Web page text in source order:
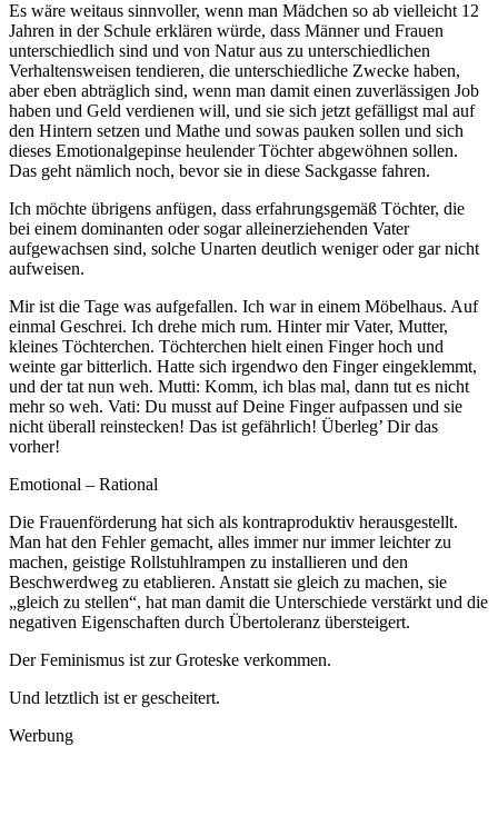
Es wäre weitaus sinnvoller, wenn man Mädchen so ab vielleicht 12
Jahren in der Schule erklären würde, dass Männer und Frauen
unterschiedlich sind und von Natur aus zu unterschiedlichen
Verhaltensweisen tendieren, die unterschiedliche Zwecke haben,
aber eben abträglich sind, wenn man damit einen zuverlässigen Job
haben und Geld verdienen will, und sie sich jetzt gefälligst mal auf
den Hintern setzen und Mathe und sowas pauken sollen und sich
dieses Emotionalgepinse heulender Töchter abgewöhnen sollen.
Das geht nämlich noch, bevor sie in diese Sackgasse fahren.
Ich möchte übrigens anfügen, dass erfahrungsgemäß Töchter, die
bei einem dominanten oder sogar alleinerziehenden Vater
aufgewachsen sind, solche Unarten deutlich weniger oder gar nicht
aufweisen.
Mir ist die Tage was aufgefallen. Ich war in einem Möbelhaus. Auf
einmal Geschrei. Ich drehe mich rum. Hinter mir Vater, Mutter,
kleines Töchterchen. Töchterchen hielt einen Finger hoch und
weinte gar bitterlich. Hatte sich irgendwo den Finger eingeklemmt,
und der tat nun weh. Mutti: Komm, ich blas mal, dann tut es nicht
mehr so weh. Vati: Du musst auf Deine Finger aufpassen und sie
nicht überall reinstecken! Das ist gefährlich! Überleg’ Dir das
vorher!
Emotional – Rational
Die Frauenförderung hat sich als kontraproduktiv herausgestellt.
Man hat den Fehler gemacht, alles immer nur immer leichter zu
machen, geistige Rollstuhlrampen zu installieren und den
Beschwerdweg zu etablieren. Anstatt sie gleich zu machen, sie
„gleich zu stellen“, hat man damit die Unterschiede verstärkt und die
negativen Eigenschaften durch Übertoleranz übersteigert.
Der Feminismus ist zur Groteske verkommen.
Und letztlich ist er gescheitert.
Werbung